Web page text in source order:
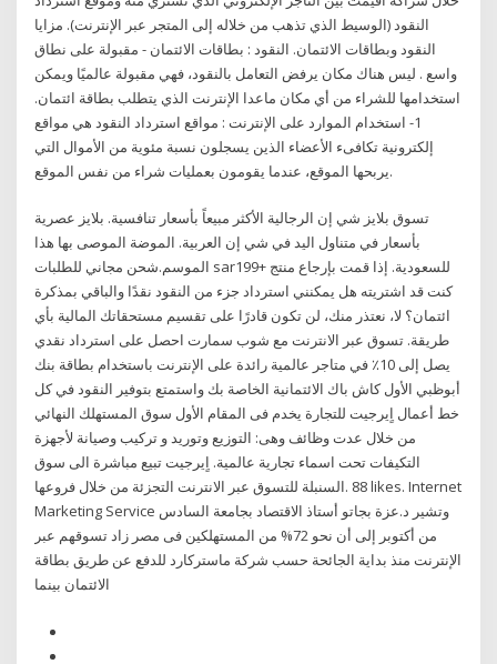
النقود (الوسيط الذي تذهب من خلاله إلى المتجر عبر الإنترنت). مزايا
النقود وبطاقات الائتمان. النقود : بطاقات الائتمان - مقبولة على نطاق
واسع . ليس هناك مكان يرفض التعامل بالنقود، فهي مقبولة عالميًا ويمكن
استخدامها للشراء من أي مكان ماعدا الإنترنت الذي يتطلب بطاقة ائتمان.
1- استخدام الموارد على الإنترنت : مواقع استرداد النقود هي مواقع
إلكترونية تكافىء الأعضاء الذين يسجلون نسبة مئوية من الأموال التي
يربحها الموقع، عندما يقومون بعمليات شراء من نفس الموقع.
تسوق بلايز شي إن الرجالية الأكثر مبيعاً بأسعار تنافسية. بلايز عصرية
بأسعار في متناول اليد في شي إن العربية. الموضة الموصى بها هذا
الموسم.شحن مجاني للطلبات sar199+ للسعودية. إذا قمت بإرجاع منتج
كنت قد اشتريته هل يمكنني استرداد جزء من النقود نقدًا والباقي بمذكرة
ائتمان؟ لا، نعتذر منك، لن تكون قادرًا على تقسيم مستحقاتك المالية بأي
طريقة. تسوق عبر الانترنت مع شوب سمارت احصل على استرداد نقدي
يصل إلى 10٪ في متاجر عالمية رائدة على الإنترنت باستخدام بطاقة بنك
أبوظبي الأول كاش باك الائتمانية الخاصة بك واستمتع بتوفير النقود في كل
خط أعمال اٍيرجيت للتجارة يخدم فى المقام الأول سوق المستهلك النهائي
من خلال عدت وظائف وهى: التوزيع وتوريد و تركيب وصيانة لأجهزة
التكيفات تحت اسماء تجارية عالمية. اٍيرجيت تبيع مباشرة الى سوق
التجزئة من خلال فروعها ‎السنبلة للتسوق عبر الانترنت‎. 88 likes. Internet
Marketing Service وتشير د.عزة بجاتو أستاذ الاقتصاد بجامعة السادس
من أكتوبر إلى أن نحو 72% من المستهلكين فى مصر زاد تسوقهم عبر
الإنترنت منذ بداية الجائحة حسب شركة ماستركارد للدفع عن طريق بطاقة
الائتمان بينما